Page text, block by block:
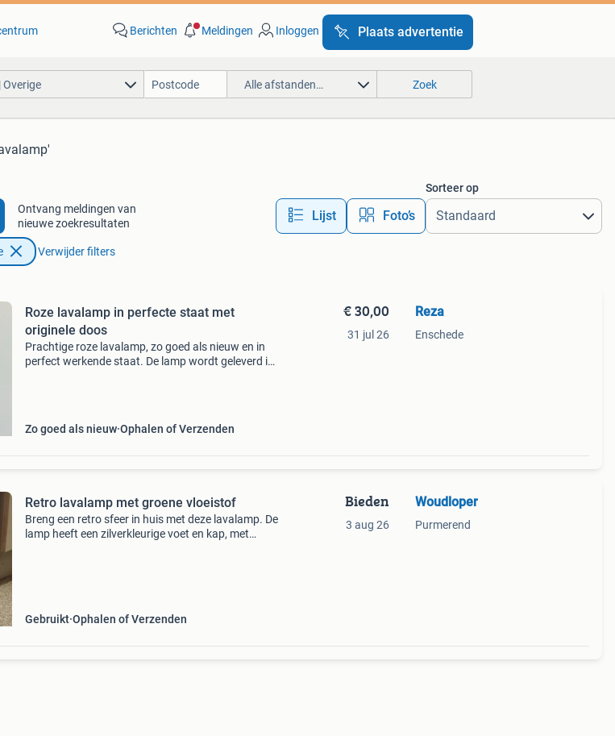
Berichten Meldingen Inloggen Plaats advertentie
Overige Alle afstanden… Zoek
Ontvang meldingen van
nieuwe zoekresultaten
Lijst Foto’s
Sorteer op
Verwijder filters
Roze lavalamp in perfecte staat met
originele doos
Prachtige roze lavalamp, zo goed als nieuw en in
perfect werkende staat. De lamp wordt geleverd in
Zo goed als nieuw Ophalen of Verzenden
€ 30,00
31 jul 26
Reza
Enschede
Retro lavalamp met groene vloeistof
Breng een retro sfeer in huis met deze lavalamp. De
lamp heeft een zilverkleurige voet en kap, met
Gebruikt Ophalen of Verzenden
Bieden
3 aug 26
Woudloper
Purmerend